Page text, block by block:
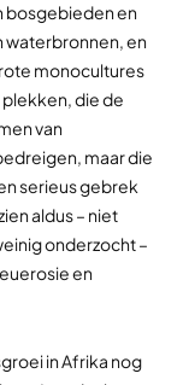
bosgebieden en
waterbronnen, en
monocultures
die de
van
maar die
serieus gebrek
aldus – niet
onderzocht –
en
in Afrika nog